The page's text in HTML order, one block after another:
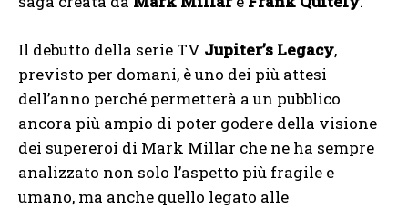
Il debutto della serie TV Jupiter’s Legacy,
previsto per domani, è uno dei più attesi
dell’anno perché permetterà a un pubblico
ancora più ampio di poter godere della visione
dei supereroi di Mark Millar che ne ha sempre
analizzato non solo l’aspetto più fragile e
umano, ma anche quello legato alle